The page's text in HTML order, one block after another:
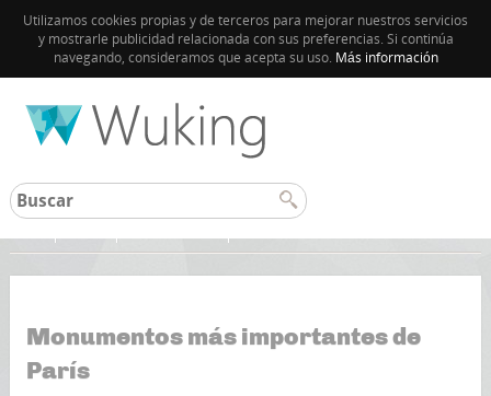
Utilizamos cookies propias y de terceros para mejorar nuestros servicios
y mostrarle publicidad relacionada con sus preferencias. Si continúa
navegando, consideramos que acepta su uso. Más información
Monumentos más importantes de
París